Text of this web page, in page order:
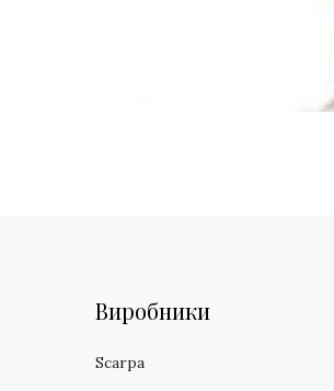
Виробники
Scarpa